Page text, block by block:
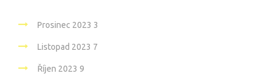
Prosinec 2023 3
Listopad 2023 7
Říjen 2023 9